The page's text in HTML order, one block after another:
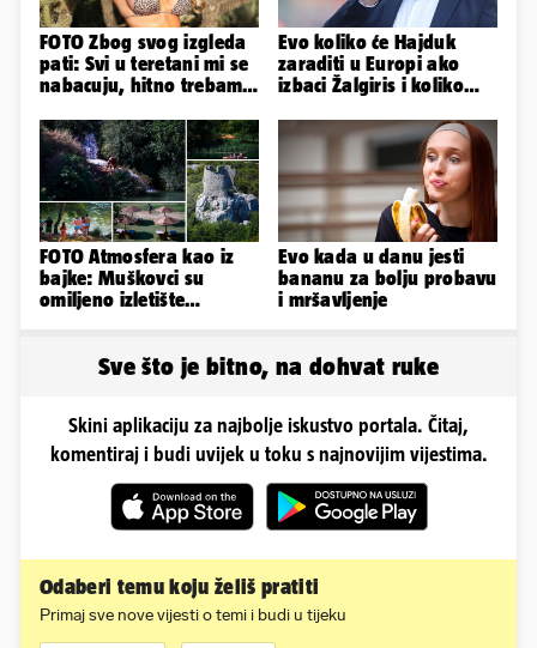
FOTO Zbog svog izgleda
pati: Svi u teretani mi se
nabacuju, hitno trebam
Evo koliko će Hajduk
zaraditi u Europi ako
izbaci Žalgiris i koliko
FOTO Atmosfera kao iz
bajke: Muškovci su
omiljeno izletište
Evo kada u danu jesti
bananu za bolju probavu
i mršavljenje
Sve što je bitno, na dohvat ruke
Skini aplikaciju za najbolje iskustvo portala. Čitaj,
komentiraj i budi uvijek u toku s najnovijim vijestima.
Odaberi temu koju želiš pratiti
Primaj sve nove vijesti o temi i budi u tijeku